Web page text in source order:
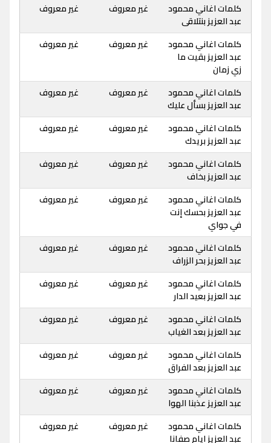
كلمات اغاني محمود
عبد العزيز بنتلاقى
غير معروف غير معروف
كلمات اغاني محمود
عبد العزيز بقيت ما
زي زمان
غير معروف غير معروف
كلمات اغاني محمود
عبد العزيز بسأل عليك
غير معروف غير معروف
كلمات اغاني محمود
عبد العزيز بريدك
غير معروف غير معروف
كلمات اغاني محمود
عبد العزيز بخاف
غير معروف غير معروف
كلمات اغاني محمود
عبد العزيز بحسك إنت
في جواي
غير معروف غير معروف
كلمات اغاني محمود
عبد العزيز بحر الزراف
غير معروف غير معروف
كلمات اغاني محمود
عبد العزيز بعيد الدار
غير معروف غير معروف
كلمات اغاني محمود
عبد العزيز بعد الغياب
غير معروف غير معروف
كلمات اغاني محمود
عبد العزيز بعد الفراق
غير معروف غير معروف
كلمات اغاني محمود
عبد العزيز عذبنا الهوا
غير معروف غير معروف
كلمات اغاني محمود
عبد العزيز ايام صفانا
غير معروف غير معروف